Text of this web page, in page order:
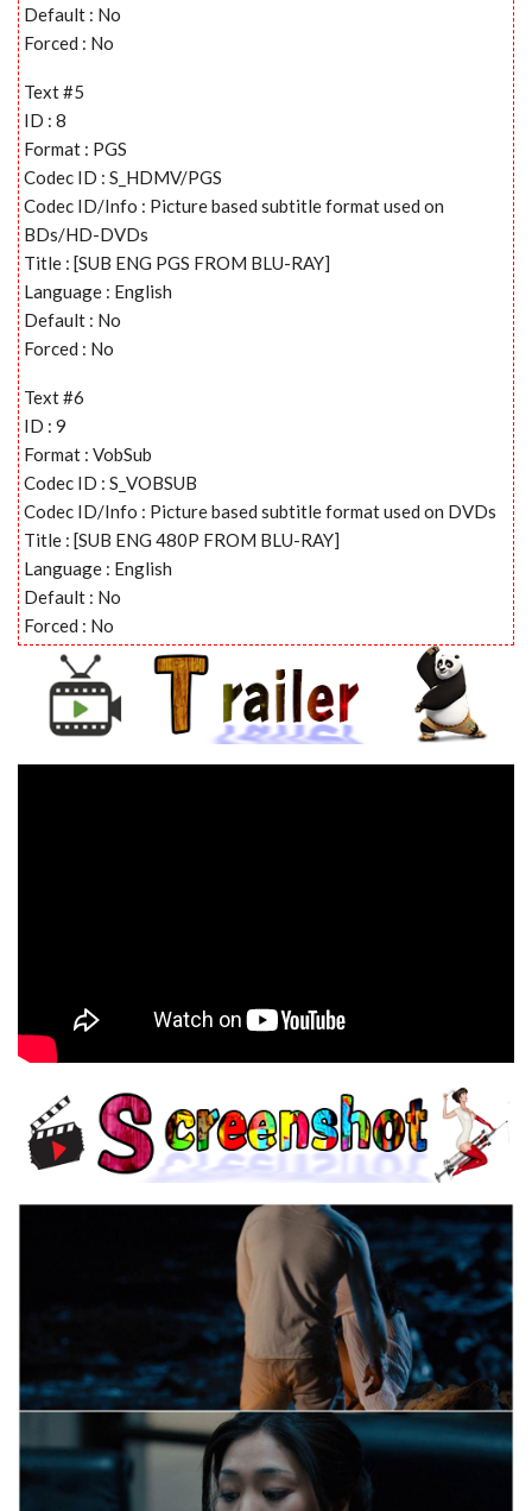
Default : No
Forced : No
Text #5
ID : 8
Format : PGS
Codec ID : S_HDMV/PGS
Codec ID/Info : Picture based subtitle format used on
BDs/HD-DVDs
Title : [SUB ENG PGS FROM BLU-RAY]
Language : English
Default : No
Forced : No
Text #6
ID : 9
Format : VobSub
Codec ID : S_VOBSUB
Codec ID/Info : Picture based subtitle format used on DVDs
Title : [SUB ENG 480P FROM BLU-RAY]
Language : English
Default : No
Forced : No